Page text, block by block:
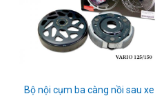
Bộ nội cụm ba càng nồi sau xe